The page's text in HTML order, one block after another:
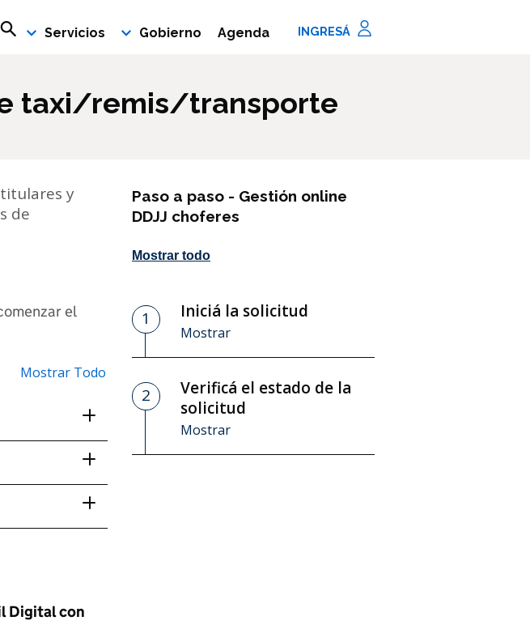
Buscar en rosario.gob.ar
Servicios Gobierno Agenda
taxi/remis/transporte
y
de
el
Mostrar Todo
Digital con
Paso a paso - Gestión online
DDJJ choferes
Mostrar todo
Paso
1 Iniciá la solicitud
Mostrar
Paso
2
Verificá el estado de la
solicitud
Mostrar